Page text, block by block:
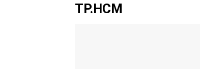
TP.HCM